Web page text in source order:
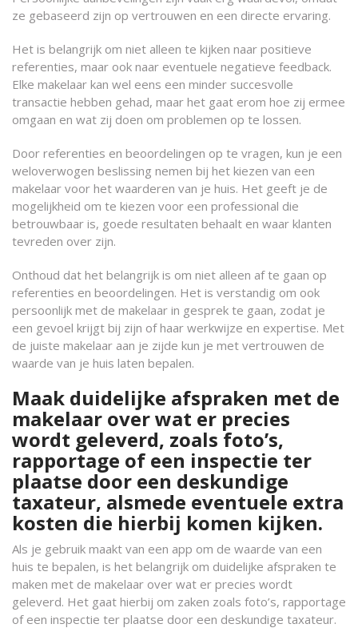
ze gebaseerd zijn op vertrouwen en een directe ervaring.
Het is belangrijk om niet alleen te kijken naar positieve
referenties, maar ook naar eventuele negatieve feedback.
Elke makelaar kan wel eens een minder succesvolle
transactie hebben gehad, maar het gaat erom hoe zij ermee
omgaan en wat zij doen om problemen op te lossen.
Door referenties en beoordelingen op te vragen, kun je een
weloverwogen beslissing nemen bij het kiezen van een
makelaar voor het waarderen van je huis. Het geeft je de
mogelijkheid om te kiezen voor een professional die
betrouwbaar is, goede resultaten behaalt en waar klanten
tevreden over zijn.
Onthoud dat het belangrijk is om niet alleen af te gaan op
referenties en beoordelingen. Het is verstandig om ook
persoonlijk met de makelaar in gesprek te gaan, zodat je
een gevoel krijgt bij zijn of haar werkwijze en expertise. Met
de juiste makelaar aan je zijde kun je met vertrouwen de
waarde van je huis laten bepalen.
Maak duidelijke afspraken met de
makelaar over wat er precies
wordt geleverd, zoals foto’s,
rapportage of een inspectie ter
plaatse door een deskundige
taxateur, alsmede eventuele extra
kosten die hierbij komen kijken.
Als je gebruik maakt van een app om de waarde van een
huis te bepalen, is het belangrijk om duidelijke afspraken te
maken met de makelaar over wat er precies wordt
geleverd. Het gaat hierbij om zaken zoals foto’s, rapportage
of een inspectie ter plaatse door een deskundige taxateur.